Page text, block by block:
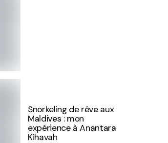
Snorkeling de rêve aux
Maldives : mon
expérience à Anantara
Kihavah